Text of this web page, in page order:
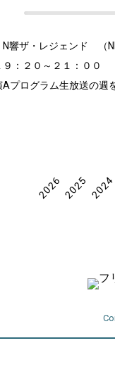
響ザ・レジェンド （
：２０～２１：００
Aプログラム生放送の週
2026 2025 2024